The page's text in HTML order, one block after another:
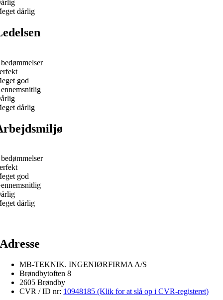
dårlig
god
dårlig
god
dårlig
Adresse
MB-TEKNIK. INGENIØRFIRMA A/S
Brøndbytoften 8
2605 Brøndby
CVR / ID nr: 10948185 (Klik for at slå op i CVR-registeret)